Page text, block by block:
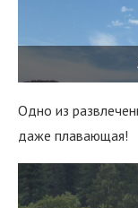
Одно из
даже плавающая!